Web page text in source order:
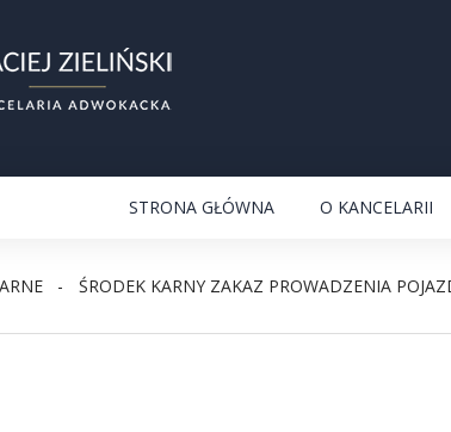
STRONA GŁÓWNA O KANCELARII
ŚRODEK KARNY ZAKAZ PROWADZENIA